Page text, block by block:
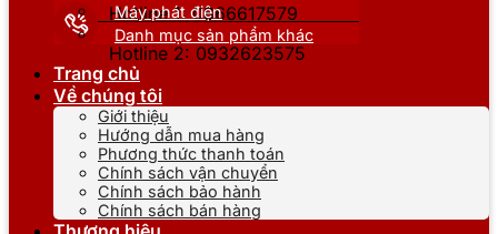
Hotline 1: 0866617579
Hotline 2: 0932623575
Máy phát điện
Danh mục sản phẩm khác
Trang chủ
Về chúng tôi
Giới thiệu
Hướng dẫn mua hàng
Phương thức thanh toán
Chính sách vận chuyển
Chính sách bảo hành
Chính sách bán hàng